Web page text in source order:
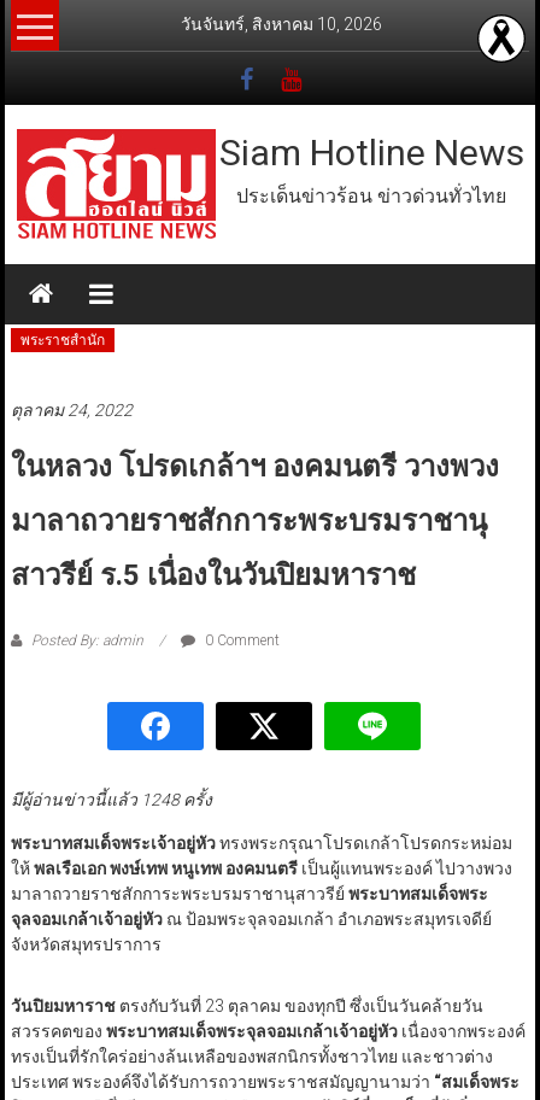
Skip
to
วันจันทร์, สิงหาคม 10, 2026
Siam Hotline News
ประเด็นข่าวร้อน ข่าวด่วนทั่วไทย
พระราชสำนัก
ตุลาคม 24, 2022
ในหลวง โปรดเกล้าฯ องคมนตรี วางพวง
มาลาถวายราชสักการะพระบรมราชานุ
สาวรีย์ ร.5 เนื่องในวันปิยมหาราช
Posted By: admin 0 Comment
มีผู้อ่านข่าวนี้แล้ว 1248 ครั้ง
พระบาทสมเด็จพระเจ้าอยู่หัวทรงพระกรุณาโปรดเกล้าโปรดกระหม่อม
ให้พลเรือเอก พงษ์เทพ หนูเทพ องคมนตรีเป็นผู้แทนพระองค์ ไปวางพวง
มาลาถวายราชสักการะพระบรมราชานุสาวรีย์ พระบาทสมเด็จพระ
จุลจอมเกล้าเจ้าอยู่หัว ณ ป้อมพระจุลจอมเกล้า อำเภอพระสมุทรเจดีย์
จังหวัดสมุทรปราการ
วันปิยมหาราชตรงกับวันที่ 23 ตุลาคม ของทุกปี ซึ่งเป็นวันคล้ายวัน
สวรรคตของ พระบาทสมเด็จพระจุลจอมเกล้าเจ้าอยู่หัว เนื่องจากพระองค์
ทรงเป็นที่รักใคร่อย่างล้นเหลือของพสกนิกรทั้งชาวไทย และชาวต่าง
ประเทศ พระองค์จึงได้รับการถวายพระราชสมัญญานามว่า “สมเด็จพระ